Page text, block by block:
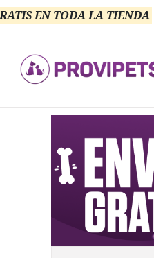
EN TODA LA TIENDA
Shampoo Baños Otros